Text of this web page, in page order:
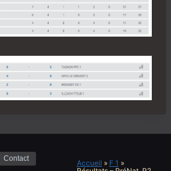
Contact
Accueil » F 1 »